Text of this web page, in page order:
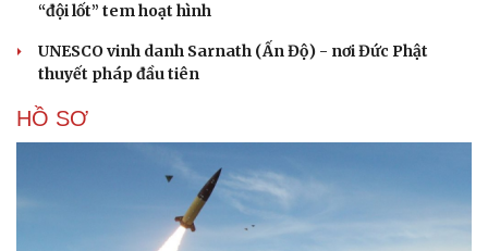
“đội lốt” tem hoạt hình
UNESCO vinh danh Sarnath (Ấn Độ) - nơi Đức Phật
thuyết pháp đầu tiên
HỒ SƠ